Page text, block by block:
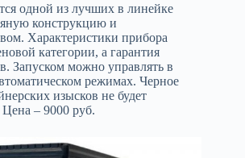
одной из лучших в линейке
конструкцию и
Характеристики прибора
категории, а гарантия
Запуском можно управлять в
режимах. Черное
изысков не будет
Цена – 9000 руб.